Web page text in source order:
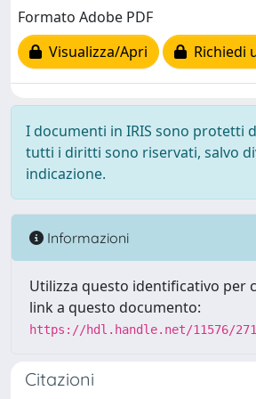
Formato Adobe PDF
Visualizza/Apri
Richiedi
I documenti in IRIS sono protetti
tutti i diritti sono riservati, salvo
indicazione.
Informazioni
Utilizza questo identificativo per
link a questo documento:
https://hdl.handle.net/11576/
Citazioni